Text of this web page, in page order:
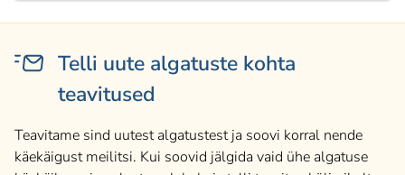
Telli uute algatuste kohta
teavitused
Teavitame sind uutest algatustest ja soovi korral nende
käekäigust meilitsi. Kui soovid jälgida vaid ühe algatuse